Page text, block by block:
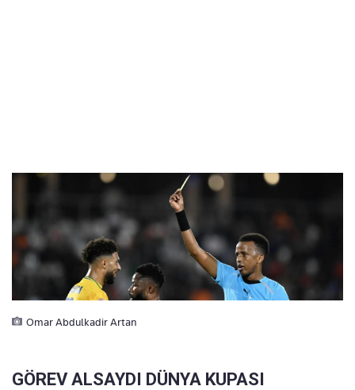
Omar Abdulkadir Artan
GÖREV ALSAYDI DÜNYA KUPASI